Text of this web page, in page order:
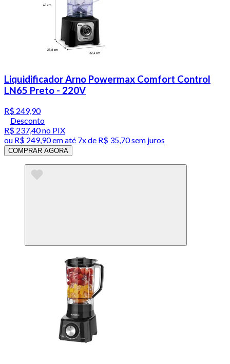
Liquidificador Arno Powermax Comfort Control
LN65 Preto - 220V
R$ 249,90
Desconto
R$ 237,40no PIX
ou R$ 249,90em até 7x de R$ 35,70 sem juros
COMPRAR AGORA